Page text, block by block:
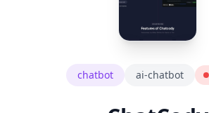
chatbot ai-chatbot